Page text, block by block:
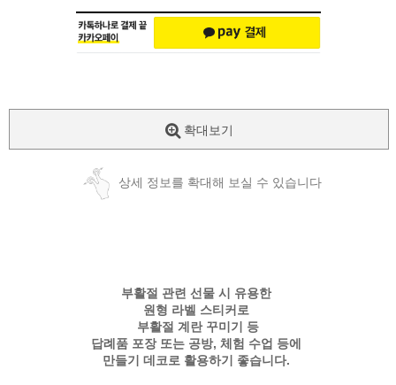
확대보기
상세 정보를 확대해 보실 수 있습니다
부활절 관련 선물 시 유용한
원형 라벨 스티커로
부활절 계란 꾸미기 등
답례품 포장 또는 공방, 체험 수업 등에
만들기 데코로 활용하기 좋습니다.